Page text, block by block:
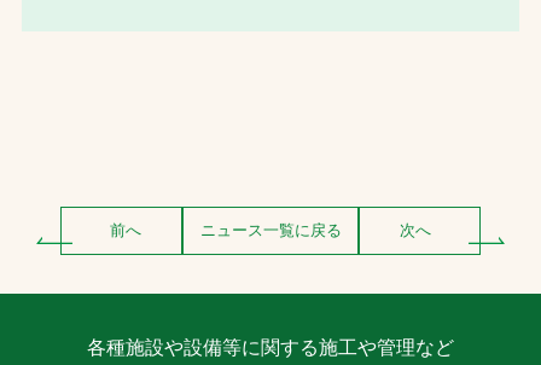
前へ ニュース一覧に戻る 次へ
各種施設や設備等に関する施工や管理など